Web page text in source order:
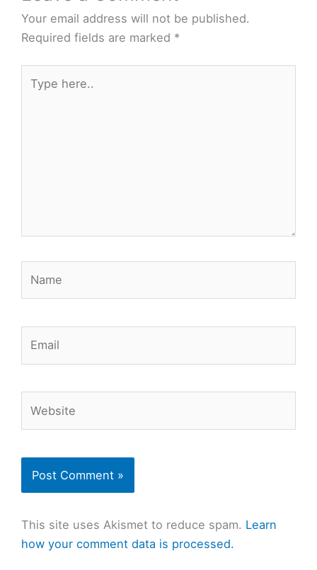
Your email address will not be published.
Required fields are marked *
here..
This site uses Akismet to reduce spam. Learn
how your comment data is processed.